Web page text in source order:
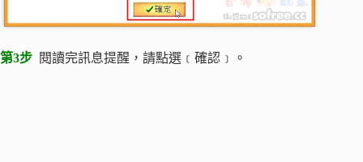
第3步 閱讀完訊息提醒，請點選﹝確認﹞。